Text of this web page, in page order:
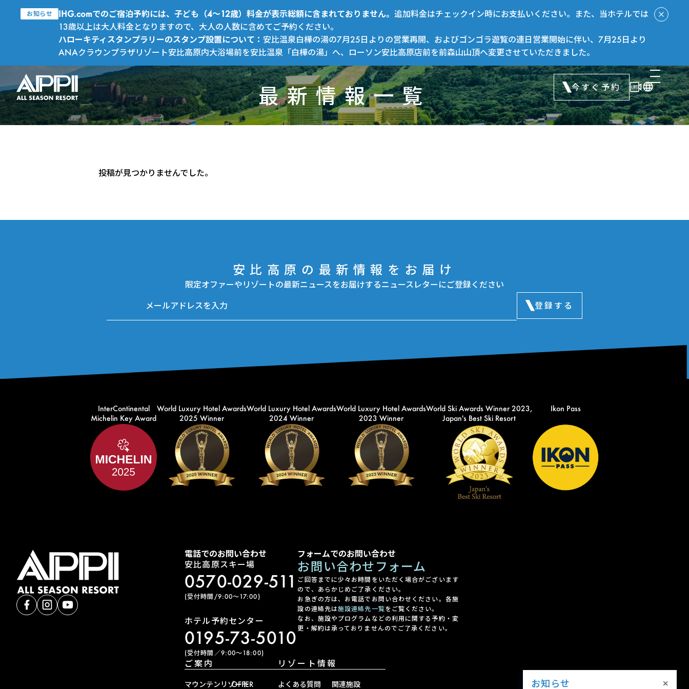
お知らせ IHG.comでのご宿泊予約には、子ども（4～12歳）料金が表示総額に含まれておりません。追加料金はチェックイン時にお支払いください。また、当ホテルでは
13歳以上は大人料金となりますので、大人の人数に含めてご予約ください。
ハローキティスタンプラリーのスタンプ設置について：安比温泉白樺の湯の7月25日よりの営業再開、およびゴンゴラ遊覧の連日営業開始に伴い、7月25日より
ANAクラウンプラザリゾート安比高原内大浴場前を安比温泉「白樺の湯」へ、ローソン安比高原店前を前森山山頂へ変更させていただきました。
今すぐ予約
最新情報一覧
投稿が見つかりませんでした。
安比高原の最新情報をお届け
限定オファーやリゾートの最新ニュースをお届けするニュースレターにご登録ください
登録する
InterContinental
Michelin Key Award
World Luxury Hotel Awards
2025 Winner
World Luxury Hotel Awards
2024 Winner
World Luxury Hotel Awards
2023 Winner
World Ski Awards Winner 2023,
Japan's Best Ski Resort
Ikon Pass
電話でのお問い合わせ
安比高原スキー場
0570-029-511
(受付時間/9:00〜17:00)
ホテル予約センター
0195-73-5010
(受付時間／9:00〜18:00)
フォームでのお問い合わせ
お問い合わせフォーム
ご回答までに少々お時間をいただく場合がございます
ので、あらかじめご了承ください。
お急ぎの方は、お電話でお問い合わせください。各施
設の連絡先は施設連絡先一覧をご覧ください。
なお、施設やプログラムなどの利用に関する予約・変
更・解約は承っておりませんのでご了承ください。
ご案内
マウンテンリゾート
OFFER
リゾート情報
よくある質問 関連施設 お知らせ ×